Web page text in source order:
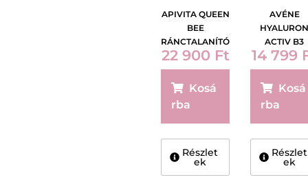
APIVITA QUEEN
BEE
RÁNCTALANÍTÓ
SZEMRÁNCKRÉ
M 15ML
22 900 Ft
Kosá
rba
Részlet
ek
AVÉNE
HYALURON
ACTIV B3
ÁPOLÓ
14 799
Kosá
rba
Részlet
ek